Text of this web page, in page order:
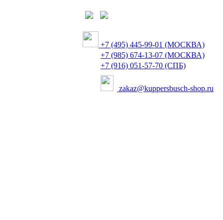
+7 (495) 445-99-01 (МОСКВА)
+7 (985) 674-13-07 (МОСКВА)
+7 (916) 051-57-70 (СПБ)
zakaz@kuppersbusch-shop.ru